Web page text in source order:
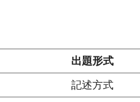
出題形式
記述方式